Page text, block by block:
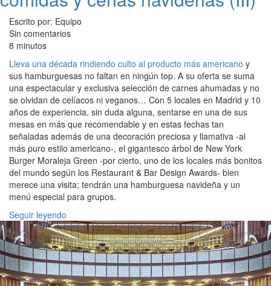
Escrito por: Equipo
Sin comentarios
8 minutos
Lleva una década rindiendo culto al producto más americano y
sus hamburguesas no faltan en ningún top. A su oferta se suma
una espectacular y exclusiva selección de carnes ahumadas y no
se olvidan de celíacos ni veganos… Con 5 locales en Madrid y 10
años de experiencia, sin duda alguna, sentarse en una de sus
mesas en más que recomendable y en estas fechas tan
señaladas además de una decoración preciosa y llamativa -al
más puro estilo americano-, el gigantesco árbol de New York
Burger Moraleja Green -por cierto, uno de los locales más bonitos
del mundo según los Restaurant & Bar Design Awards- bien
merece una visita; tendrán una hamburguesa navideña y un
menú especial para grupos.
Seguir leyendo